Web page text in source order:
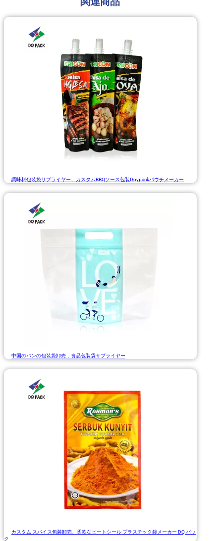
調味料包装袋サプライヤー、カスタムBBQソース包装Doypackパウチメーカー
中国のパンの包装袋卸売，食品包装袋サプライヤー
カスタム スパイス包装卸売、柔軟なヒートシール プラスチック袋メーカー DQ パッ
ク